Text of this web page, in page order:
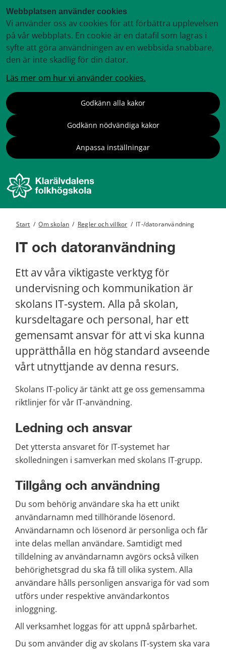
Webbplatsen använder cookies
Vi använder oss av cookies för att förbättra upplevelsen
på vår webbplats. En cookie är en datafil som lagras i
syfte att göra användningen av en webbsida snabbare,
den är inte skadlig för din dator.
Läs mer om hur vi använder cookies.
Godkänn alla kakor
Godkänn nödvändiga kakor
Anpassa inställningar
Start / Om skolan / Regler och villkor / IT-/datoranvändning
IT och datoranvändning
Ett av våra viktigaste verktyg för
undervisning och kommunikation är
skolans IT-system. Alla på skolan,
kursdeltagare och personal, har ett
gemensamt ansvar för att vi ska kunna
upprätthålla en hög standard avseende
vårt utnyttjande av denna resurs.
Skolans IT-policy är tänkt att ge oss gemensamma
riktlinjer för vår IT-användning.
Ledning och ansvar
Det yttersta ansvaret för IT-systemet har
skolledningen i samverkan med skolans IT-grupp.
Tillgång och användning
Du som behörig användare ska ha ett unikt
användarnamn med tillhörande lösenord.
Användarnamn och lösenord är personliga och får
inte delas mellan användare. Samtidigt med
tilldelning av användarnamn avgörs också vilken
behörighetsgrad du ska få till olika system. Alla
användare hålls personligen ansvariga för vad som
utförs under respektive användarkontos
inloggning.
All verksamhet loggas för att uppnå spårbarhet.
Du som använder dig av skolans IT-system ska vara